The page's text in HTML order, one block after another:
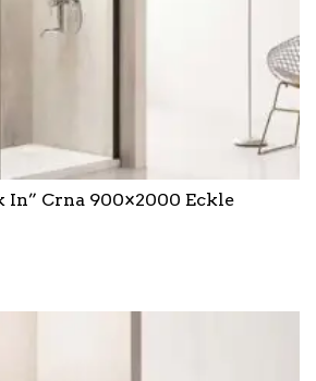
In” Crna 900×2000 Eckle